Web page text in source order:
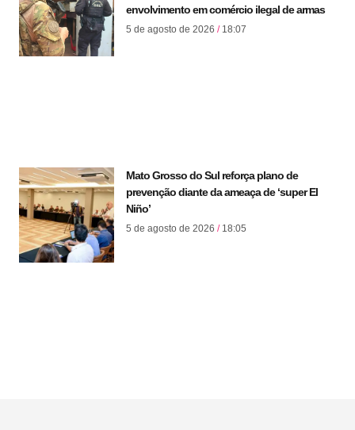
envolvimento em comércio ilegal de armas
5 de agosto de 2026 18:07
Mato Grosso do Sul reforça plano de
prevenção diante da ameaça de ‘super El
Niño’
5 de agosto de 2026 18:05